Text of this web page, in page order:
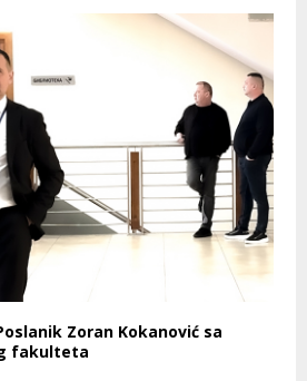
Zoran Kokanović sa
fakulteta